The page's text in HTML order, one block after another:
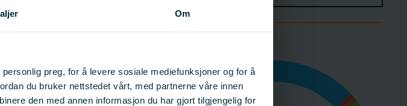
Om
preg, for å levere sosiale mediefunksjoner og for å
du bruker nettstedet vårt, med partnerne våre innen
den med annen informasjon du har gjort tilgjengelig for